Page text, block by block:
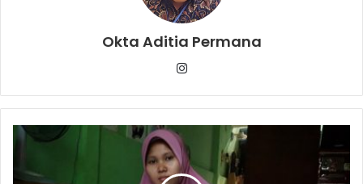
Okta Aditia Permana
Instagram